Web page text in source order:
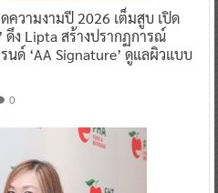
ความงามปี 2026 เต็มสูบ เปิด
ดึง Lipta สร้างปรากฏการณ์
ด์ ‘AA Signature’ ดูแลผิวแบบ
0